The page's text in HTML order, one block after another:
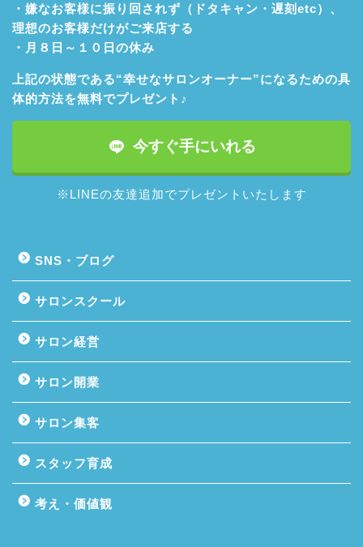
・嫌なお客様に振り回されず（ドタキャン・遅刻etc）、
理想のお客様だけがご来店する
・月８日～１０日の休み
上記の状態である“幸せなサロンオーナー”になるための具
体的方法を無料でプレゼント♪
今すぐ手にいれる
※LINEの友達追加でプレゼントいたします
SNS・ブログ
サロンスクール
サロン経営
サロン開業
サロン集客
スタッフ育成
考え・価値観